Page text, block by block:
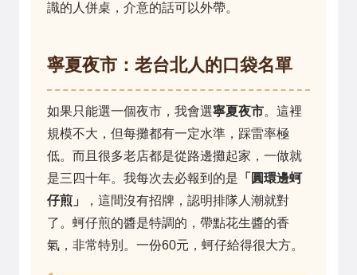
識的人併桌，介意的話可以外帶。
寧夏夜市：老台北人的口袋名單
如果只能選一個夜市，我會選寧夏夜市。這裡
規模不大，但每攤都有一定水準，踩雷率極
低。而且很多老店都是從路邊攤起家，一做就
是三四十年。我每次去必報到的是 「圓環邊蚵
仔煎」
，這間沒有招牌，認明排隊人潮就對
了。蚵仔煎的醬是特調的，帶點花生醬的香
氣，非常特別。一份60元，蚵仔給得很大方。